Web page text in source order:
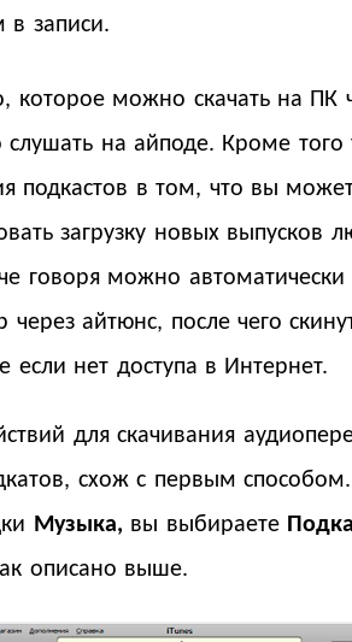
в записи.
которое можно скачать на ПК
слушать на айподе. Кроме того
подкастов в том, что вы
загрузку новых выпусков
говоря можно автоматически
через айтюнс, после чего
если нет доступа в Интернет.
для скачивания
схож с первым способом.
Музыка, вы выбираете
описано выше.